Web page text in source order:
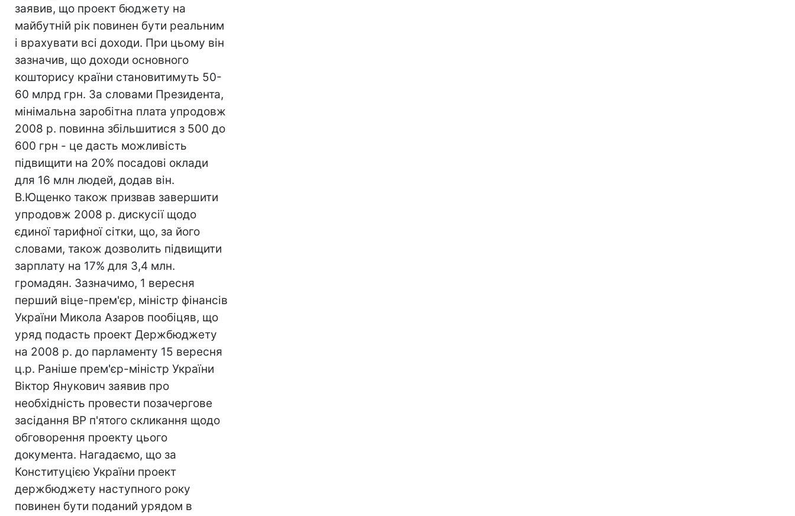
заявив, що проект бюджету на
майбутній рік повинен бути реальним
і врахувати всі доходи. При цьому він
зазначив, що доходи основного
кошторису країни становитимуть 50-
60 млрд грн. За словами Президента,
мінімальна заробітна плата упродовж
2008 р. повинна збільшитися з 500 до
600 грн - це дасть можливість
підвищити на 20% посадові оклади
для 16 млн людей, додав він.
В.Ющенко також призвав завершити
упродовж 2008 р. дискусії щодо
єдиної тарифної сітки, що, за його
словами, також дозволить підвищити
зарплату на 17% для 3,4 млн.
громадян. Зазначимо, 1 вересня
перший віце-прем'єр, міністр фінансів
України Микола Азаров пообіцяв, що
уряд подасть проект Держбюджету
на 2008 р. до парламенту 15 вересня
ц.р. Раніше прем'єр-міністр України
Віктор Янукович заявив про
необхідність провести позачергове
засідання ВР п'ятого скликання щодо
обговорення проекту цього
документа. Нагадаємо, що за
Конституцією України проект
держбюджету наступного року
повинен бути поданий урядом в